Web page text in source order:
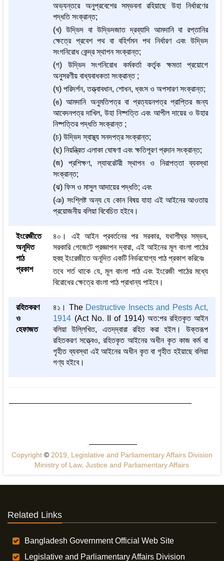
অভ্যন্তরে অনুপ্রবেশের সম্ভবনা রহিয়াছে উহা নির্ধারণের
পদ্ধতি সংক্রান্ত;
(খ) উদ্ভিদ বা উদ্ভিদজাত দ্রব্যাদি আমদানি বা রপ্তানির
ক্ষেত্রে প্রবেশ পথ বা বহির্গমন পথ নির্ধারণ এবং উদ্ভিদ
সংগনিরোধ কেন্দ্র স্থাপন সংক্রান্ত;
(গ) উদ্ভিদ সংগনিরোধ কর্মকর্তা কর্তৃক ক্ষমতা প্রয়োগে
অনুসরণীয় বাধ্যবাধকতা সংক্রান্ত ;
(ঘ) পরিদর্শন, তত্ত্বাবধান, শোধন, ধ্বংস ও অপসারণ সংক্রান্ত;
(ঙ) আমদানি অনুমতিপত্র বা প্রত্যয়নপত্র প্রাপ্তির জন্য
আবেদনপত্র দাখিল, উহা নিষ্পত্তি এবং আপীল দায়ের ও উহার
নিষ্পত্তির পদ্ধতি সংক্রান্ত ;
(চ) উদ্ভিদ স্বাস্থ্য সনদপত্র সংক্রান্ত;
(ছ) নিয়ন্ত্রিত এলাকা ঘোষণা এবং ক্ষতিপূরণ প্রদান সংক্রান্ত;
(জ) প্রশিক্ষণ, ল্যাবরেটরী স্থাপন ও নিরাপত্তা ব্যবস্থা
সংক্রান্ত;
(ঝ) ফিস ও মাসুল আদায়ের পদ্ধতি; এবং
(ঞ) সংশ্লিষ্ট অন্য যে কোন বিষয় যাহা এই আইনের আওতায়
প্রয়োজনীয় বলিয়া বিবেচিত হইবে।
ইংরেজীতে
অনূদিত
পাঠ
প্রকাশ
৪০। এই আইন প্রবর্তনের পর সরকার, যথাশীঘ্র সম্ভব,
সরকারি গেজেটে প্রজ্ঞাপন দ্বারা, এই আইনের মূল বাংলা পাঠের
হুবহু ইংরেজীতে অনূদিত একটি নির্ভরযোগ্য পাঠ প্রকাশ করিবেঃ
তবে শর্ত থাকে যে, মূল বাংলা পাঠ এবং ইংরেজী পাঠের মধ্যে
বিরোধের ক্ষেত্রে বাংলা পাঠ প্রাধান্য পাইবে।
রহিতকরণ
ও
হেফাজত
৪১। The Destructive Insects and Pests Act,
1914 (Act No. II of 1914) অত:পর রহিতকৃত আইন
বলিয়া উল্লিখিত, এতদ্‌দ্বারা রহিত করা হইল। উক্তরূপ
রহিতকরণ সত্ত্বেও, রহিতকৃত আইনের অধীন কৃত কাজ কর্ম বা
গৃহীত ব্যবস্থা এই আইনের অধীন কৃত বা গৃহীত হইয়াছে বলিয়া
গণ্য হইবে।
Copyright ©2019, Legislative and Parliamentary Affairs Division
Ministry of Law, Justice and Parliamentary Affairs
Related Links
Bangladesh Government Official Web Site
Legislative and Parliamentary Affairs Division